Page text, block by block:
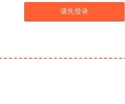
请先登录